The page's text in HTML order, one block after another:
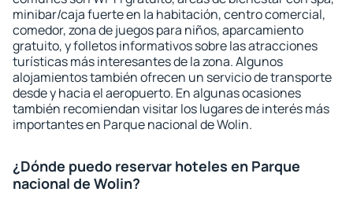
minibar/caja fuerte en la habitación, centro comercial,
comedor, zona de juegos para niños, aparcamiento
gratuito, y folletos informativos sobre las atracciones
turísticas más interesantes de la zona. Algunos
alojamientos también ofrecen un servicio de transporte
desde y hacia el aeropuerto. En algunas ocasiones
también recomiendan visitar los lugares de interés más
importantes en Parque nacional de Wolin.
¿Dónde puedo reservar hoteles en Parque
nacional de Wolin?